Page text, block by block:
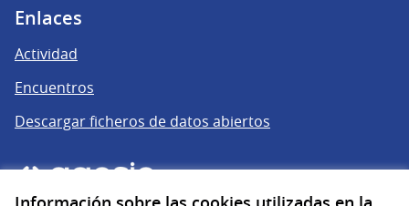
Enlaces
Actividad
Encuentros
Descargar ficheros de datos abiertos